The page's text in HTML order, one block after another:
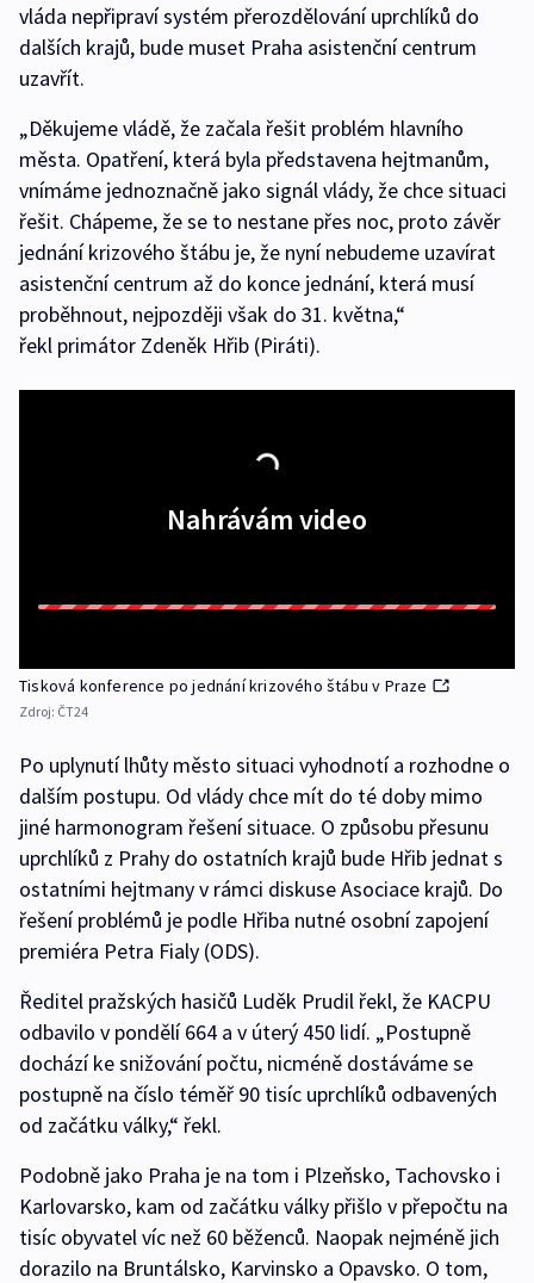
vláda nepřipraví systém přerozdělování uprchlíků do
dalších krajů, bude muset Praha asistenční centrum
uzavřít.
„Děkujeme vládě, že začala řešit problém hlavního
města. Opatření, která byla představena hejtmanům,
vnímáme jednoznačně jako signál vlády, že chce situaci
řešit. Chápeme, že se to nestane přes noc, proto závěr
jednání krizového štábu je, že nyní nebudeme uzavírat
asistenční centrum až do konce jednání, která musí
proběhnout, nejpozději však do 31. května,“
řekl primátor Zdeněk Hřib (Piráti).
Nahrávám video
Tisková konference po jednání krizového štábu v Praze
Zdroj: ČT24
Po uplynutí lhůty město situaci vyhodnotí a rozhodne o
dalším postupu. Od vlády chce mít do té doby mimo
jiné harmonogram řešení situace. O způsobu přesunu
uprchlíků z Prahy do ostatních krajů bude Hřib jednat s
ostatními hejtmany v rámci diskuse Asociace krajů. Do
řešení problémů je podle Hřiba nutné osobní zapojení
premiéra Petra Fialy (ODS).
Ředitel pražských hasičů Luděk Prudil řekl, že KACPU
odbavilo v pondělí 664 a v úterý 450 lidí. „Postupně
dochází ke snižování počtu, nicméně dostáváme se
postupně na číslo téměř 90 tisíc uprchlíků odbavených
od začátku války,“ řekl.
Podobně jako Praha je na tom i Plzeňsko, Tachovsko i
Karlovarsko, kam od začátku války přišlo v přepočtu na
tisíc obyvatel víc než 60 běženců. Naopak nejméně jich
dorazilo na Bruntálsko, Karvinsko a Opavsko. O tom,